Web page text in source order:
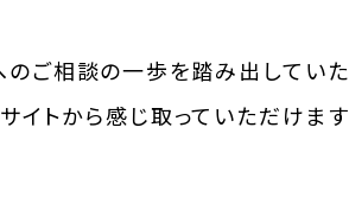
のご相談の一歩を踏み出していた
イトから感じ取っていただけます